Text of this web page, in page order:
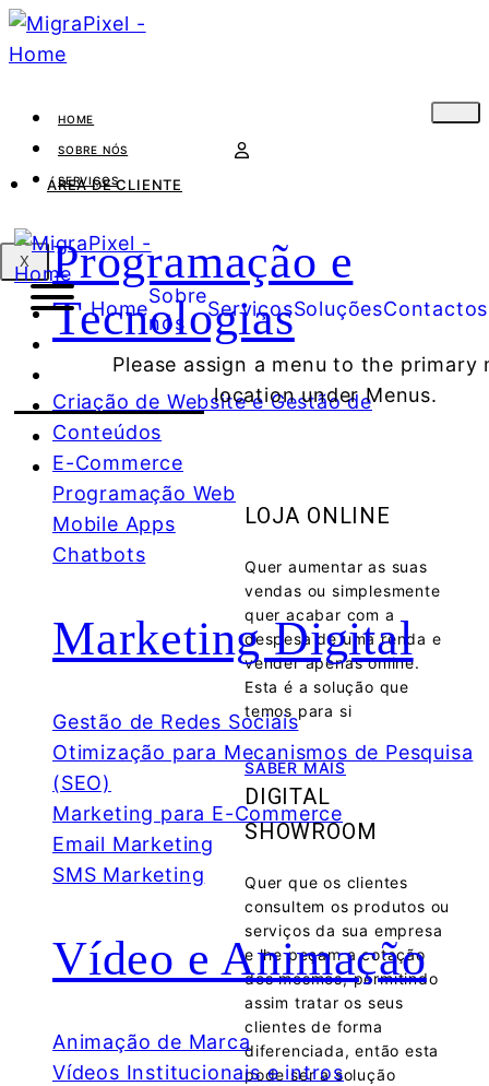
HOME
SOBRE NÓS
SERVIÇOS
Programação e
Tecnologias
Criação de Website e Gestão de
Conteúdos
E-Commerce
Programação Web
Mobile Apps
Chatbots
Marketing Digital
Gestão de Redes Sociais
Otimização para Mecanismos de Pesquisa
(SEO)
Marketing para E-Commerce
Email Marketing
SMS Marketing
Vídeo e Animação
Animação de Marca
Vídeos Institucionais e intros
ÁREA DE CLIENTE
X
Home
Sobre
nós
ServiçosSoluçõesContactos
Please assign a menu to the primary
location under Menus.
LOJA ONLINE
Quer aumentar as suas
vendas ou simplesmente
quer acabar com a
despesa de uma renda e
vender apenas online.
Esta é a solução que
temos para si
SABER MAIS
DIGITAL
SHOWROOM
Quer que os clientes
consultem os produtos ou
serviços da sua empresa
e lhe peçam a cotação
dos mesmos, permitindo
assim tratar os seus
clientes de forma
diferenciada, então esta
pode ser a solução